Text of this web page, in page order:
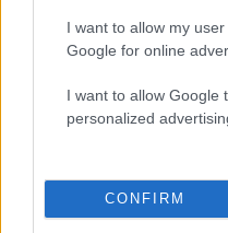
I want to allow my
Google for online
I want to allow Google
personalized
CONFIRM
Στέφανος
την καλλονή